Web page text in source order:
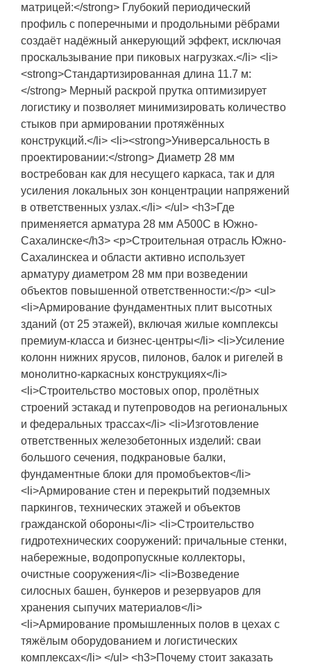
матрицей:</strong> Глубокий периодический
профиль с поперечными и продольными рёбрами
создаёт надёжный анкерующий эффект, исключая
проскальзывание при пиковых нагрузках.</li> <li>
<strong>Стандартизированная длина 11.7 м:
</strong> Мерный раскрой прутка оптимизирует
логистику и позволяет минимизировать количество
стыков при армировании протяжённых
конструкций.</li> <li><strong>Универсальность в
проектировании:</strong> Диаметр 28 мм
востребован как для несущего каркаса, так и для
усиления локальных зон концентрации напряжений
в ответственных узлах.</li> </ul> <h3>Где
применяется арматура 28 мм А500С в Южно-
Сахалинске</h3> <p>Строительная отрасль Южно-
Сахалинскеа и области активно использует
арматуру диаметром 28 мм при возведении
объектов повышенной ответственности:</p> <ul>
<li>Армирование фундаментных плит высотных
зданий (от 25 этажей), включая жилые комплексы
премиум-класса и бизнес-центры</li> <li>Усиление
колонн нижних ярусов, пилонов, балок и ригелей в
монолитно-каркасных конструкциях</li>
<li>Строительство мостовых опор, пролётных
строений эстакад и путепроводов на региональных
и федеральных трассах</li> <li>Изготовление
ответственных железобетонных изделий: сваи
большого сечения, подкрановые балки,
фундаментные блоки для промобъектов</li>
<li>Армирование стен и перекрытий подземных
паркингов, технических этажей и объектов
гражданской обороны</li> <li>Строительство
гидротехнических сооружений: причальные стенки,
набережные, водопропускные коллекторы,
очистные сооружения</li> <li>Возведение
силосных башен, бункеров и резервуаров для
хранения сыпучих материалов</li>
<li>Армирование промышленных полов в цехах с
тяжёлым оборудованием и логистических
комплексах</li> </ul> <h3>Почему стоит заказать